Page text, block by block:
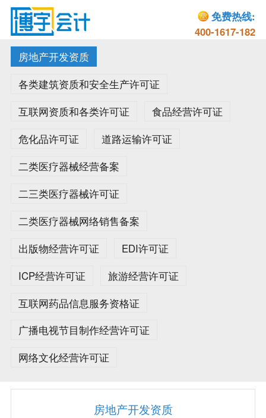
免费热线:
400-1617-182
房地产开发资质
各类建筑资质和安全生产许可证
互联网资质和各类许可证
食品经营许可证
危化品许可证
道路运输许可证
二类医疗器械经营备案
二三类医疗器械许可证
二类医疗器械网络销售备案
出版物经营许可证
EDI许可证
ICP经营许可证
旅游经营许可证
互联网药品信息服务资格证
广播电视节目制作经营许可证
网络文化经营许可证
房地产开发资质